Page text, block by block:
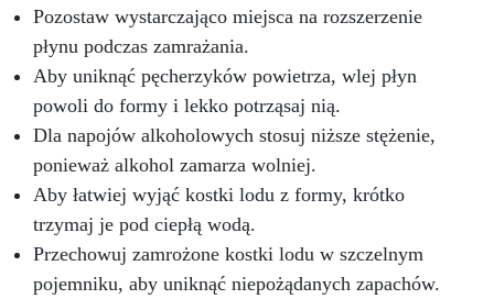
Pozostaw wystarczająco miejsca na rozszerzenie
płynu podczas zamrażania.
Aby uniknąć pęcherzyków powietrza, wlej płyn
powoli do formy i lekko potrząsaj nią.
Dla napojów alkoholowych stosuj niższe stężenie,
ponieważ alkohol zamarza wolniej.
Aby łatwiej wyjąć kostki lodu z formy, krótko
trzymaj je pod ciepłą wodą.
Przechowuj zamrożone kostki lodu w szczelnym
pojemniku, aby uniknąć niepożądanych zapachów.